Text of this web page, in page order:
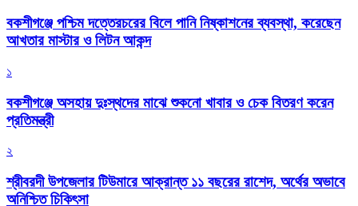
বকশীগঞ্জে পশ্চিম দত্তেরচরের বিলে পানি নিষ্কাশনের ব্যবস্থা, করেছেন
আখতার মাস্টার ও লিটন আকন্দ
১
বকশীগঞ্জে অসহায় দুঃস্থদের মাঝে শুকনো খাবার ও চেক বিতরণ করেন
প্রতিমন্ত্রী
২
শ্রীবরদী উপজেলার টিউমারে আক্রান্ত ১১ বছরের রাশেদ, অর্থের অভাবে
অনিশ্চিত চিকিৎসা